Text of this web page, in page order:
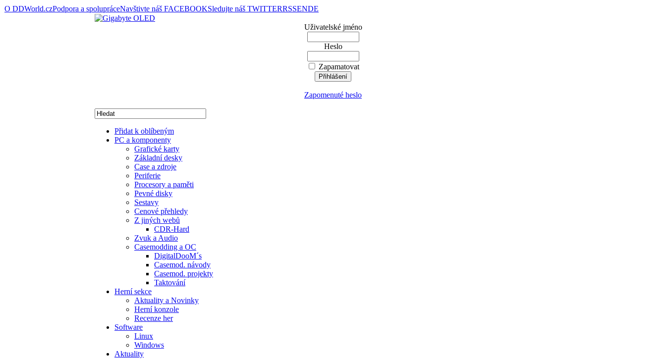
O DDWorld.czPodpora a spolupráceNavštivte náš FACEBOOKSledujte náš TWITTERRSSENDE
Uživatelské jméno
Heslo
Zapamatovat
Zapomenuté heslo
Přidat k oblíbeným
PC a komponenty
Grafické karty
Základní desky
Case a zdroje
Periferie
Procesory a paměti
Pevné disky
Sestavy
Cenové přehledy
Z jiných webů
CDR-Hard
Zvuk a Audio
Casemodding a OC
DigitalDooM´s
Casemod. návody
Casemod. projekty
Taktování
Herní sekce
Aktuality a Novinky
Herní konzole
Recenze her
Software
Linux
Windows
Aktuality